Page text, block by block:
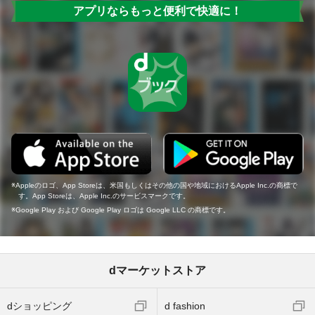
アプリならもっと便利で快適に！
Appleのロゴ、App Storeは、米国もしくはその他の国や地域におけるApple Inc.の商標で
す。App Storeは、Apple Inc.のサービスマークです。
Google Play および Google Play ロゴは Google LLC の商標です。
dマーケットストア
dショッピング d fashion